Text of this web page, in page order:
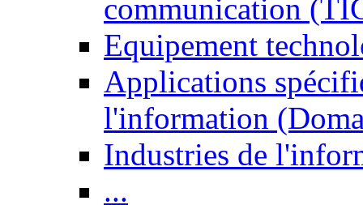
communication
Equipement
Applications
l'information
Industries de
...